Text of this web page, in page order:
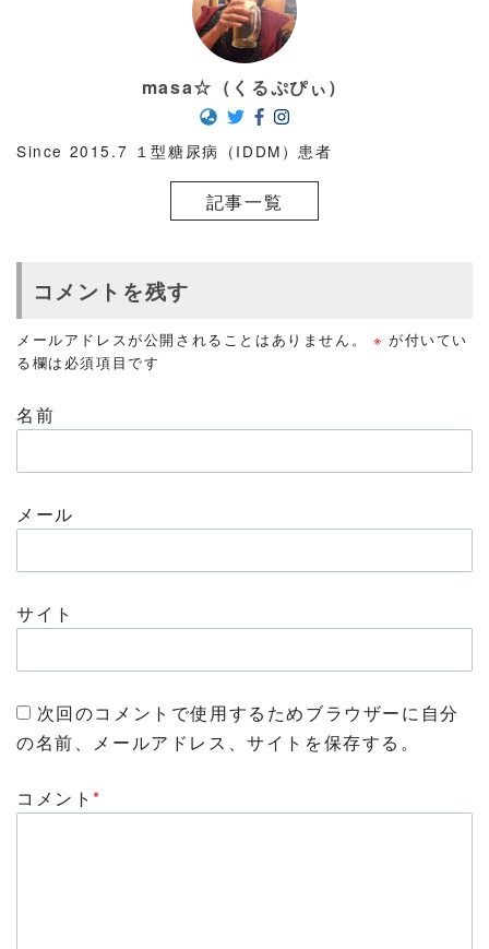
masa☆（くるぷぴぃ）
Since 2015.7 １型糖尿病（IDDM）患者
記事一覧
コメントを残す
メールアドレスが公開されることはありません。 ※ が付いてい
る欄は必須項目です
名前
メール
サイト
次回のコメントで使用するためブラウザーに自分
の名前、メールアドレス、サイトを保存する。
コメント*